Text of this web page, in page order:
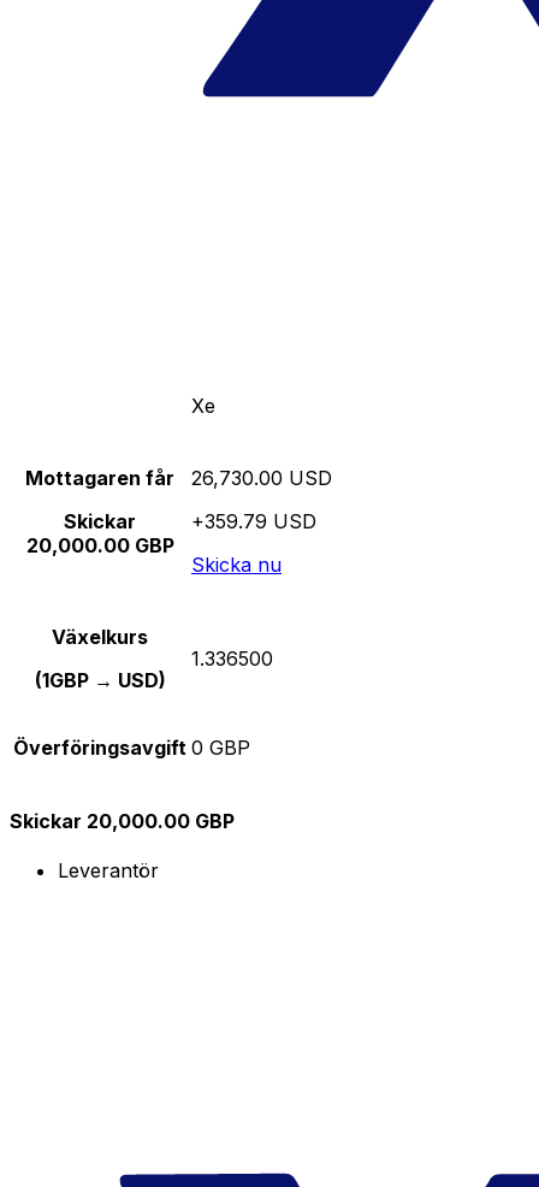
Xe
Mottagaren får
Skickar
20,000.00 GBP
26,730.00 USD
+359.79 USD
Skicka nu
Växelkurs
(1GBP → USD)
1.336500
Överföringsavgift 0 GBP
Skickar 20,000.00 GBP
Leverantör